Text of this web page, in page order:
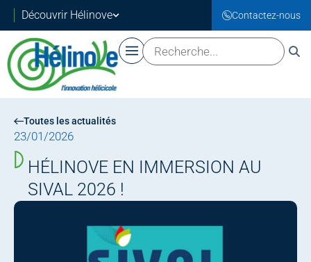
Découvrir Hélinove Contactez-nous
Toutes les actualités
23/01/2026
HÉLINOVE EN IMMERSION AU
SIVAL 2026 !